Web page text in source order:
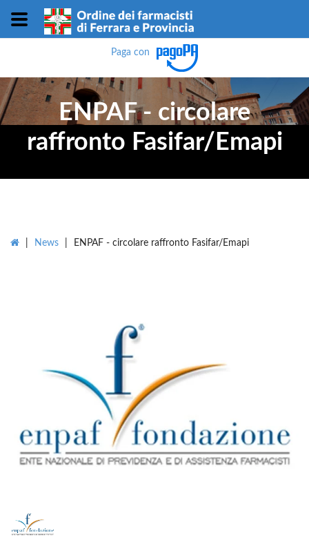
Paga con
ENPAF - circolare
raffronto Fasifar/Emapi
News ENPAF - circolare raffronto Fasifar/Emapi